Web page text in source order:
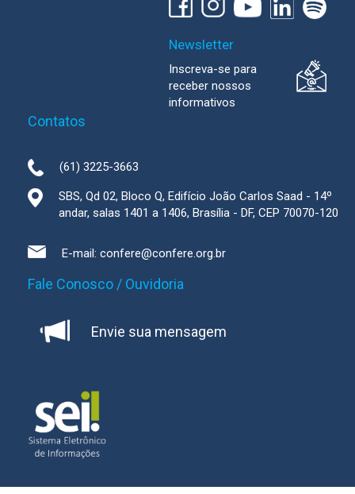
Newsletter
Inscreva-se para
receber nossos
informativos
Contatos
(61) 3225-3663
SBS, Qd 02, Bloco Q, Edifício João Carlos Saad - 14º
andar, salas 1401 a 1406, Brasília - DF, CEP 70070-120
E-mail: confere@confere.org.br
Fale Conosco / Ouvidoria
Envie sua mensagem